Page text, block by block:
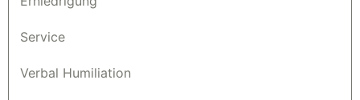
Service
Verbal Humiliation